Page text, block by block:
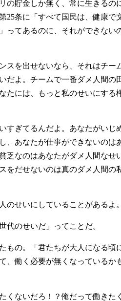
の貯金しか無く、常に生きるの
25条に「すべて国民は、健康で
ってあるのに、それができない
スを出せないなら、それはチー
だよ。チームで一番ダメ人間の
たには、もっと私のせいにする
すぎてるんだよ。あなたがいじ
、あなたが仕事ができないのは
乏なのはあなたがダメ人間なせ
をだせないのは真のダメ人間の
のせいにしていることがあるよ。
代のせいだ」ってことだ。
もの。「君たちが大人になる頃
、働く必要が無くなっているか
くないだろ！？俺だって働きた